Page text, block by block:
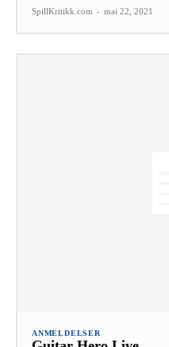
SpillKritikk.com - mai 22, 2021
ANMELDELSER